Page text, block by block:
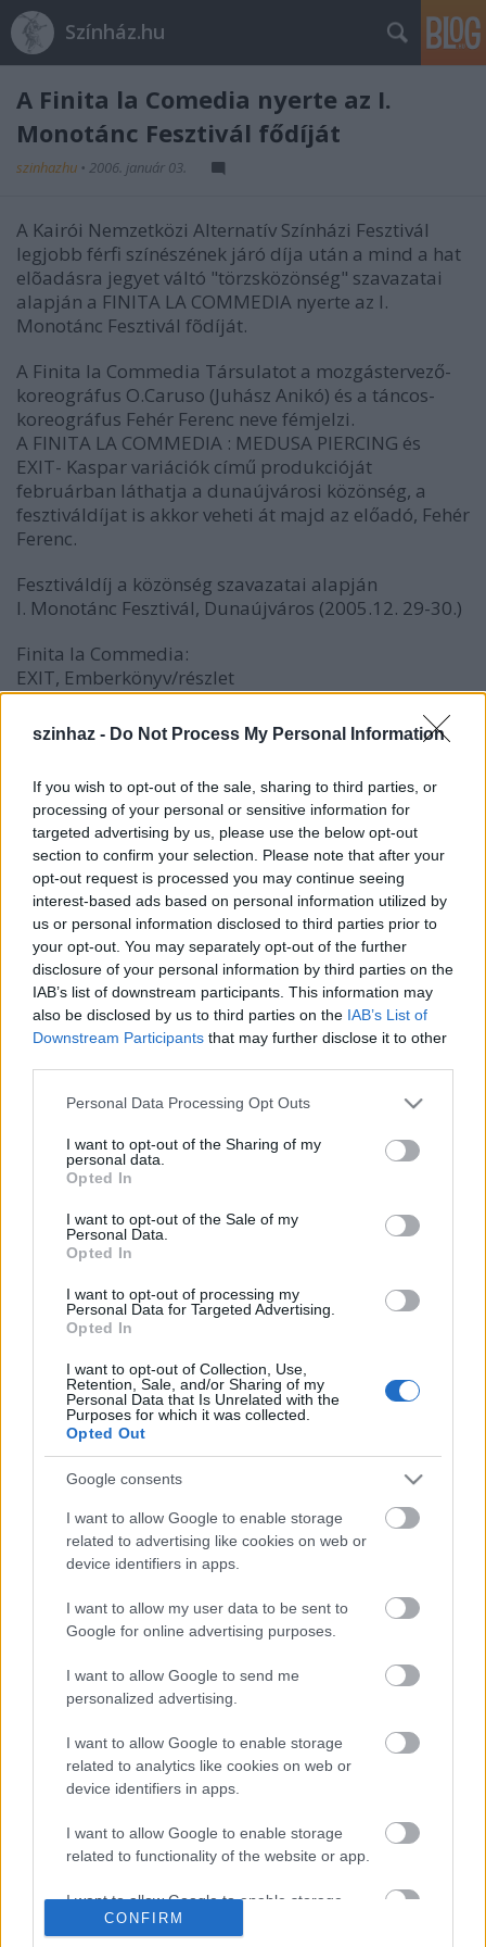
szinhaz - Do Not Process My Personal Information
If you wish to opt-out of the sale, sharing to third parties, or
processing of your personal or sensitive information for
targeted advertising by us, please use the below opt-out
section to confirm your selection. Please note that after your
opt-out request is processed you may continue seeing
interest-based ads based on personal information utilized by
us or personal information disclosed to third parties prior to
your opt-out. You may separately opt-out of the further
disclosure of your personal information by third parties on the
IAB’s list of downstream participants. This information may
also be disclosed by us to third parties on the IAB’s List of
Downstream Participants that may further disclose it to other
Please note that this website/app uses one or more Google
not limited to your visit or usage behaviour. You may click to
grant or deny consent to Google and its third-party tags to
use your data for below specified purposes in below Google
consent section.
Personal Data Processing Opt Outs
I want to opt-out of the Sharing of my
personal data.
Opted In
I want to opt-out of the Sale of my
Personal Data.
Opted In
I want to opt-out of processing my
Personal Data for Targeted Advertising.
Opted In
I want to opt-out of Collection, Use,
Retention, Sale, and/or Sharing of my
Personal Data that Is Unrelated with the
Purposes for which it was collected.
Opted Out
Google consents
I want to allow Google to enable storage
related to advertising like cookies on web or
device identifiers in apps.
I want to allow my user data to be sent to
Google for online advertising purposes.
I want to allow Google to send me
personalized advertising.
I want to allow Google to enable storage
related to analytics like cookies on web or
device identifiers in apps.
I want to allow Google to enable storage
related to functionality of the website or app.
I want to allow Google to enable storage
related to personalization.
CONFIRM
Színház.hu
A Finita la Comedia nyerte az I.
Monotánc Fesztivál fődíját
szinhazhu • 2006. január 03.
A Kairói Nemzetközi Alternatív Színházi Fesztivál
legjobb férfi színészének járó díja után a mind a hat
elõadásra jegyet váltó "törzsközönség" szavazatai
alapján a FINITA LA COMMEDIA nyerte az I.
Monotánc Fesztivál fõdíját.
A Finita la Commedia Társulatot a mozgástervező-
koreográfus O.Caruso (Juhász Anikó) és a táncos-
koreográfus Fehér Ferenc neve fémjelzi.
A FINITA LA COMMEDIA : MEDUSA PIERCING és
EXIT- Kaspar variációk című produkcióját
februárban láthatja a dunaújvárosi közönség, a
fesztiváldíjat is akkor veheti át majd az előadó, Fehér
Ferenc.
Fesztiváldíj a közönség szavazatai alapján
I. Monotánc Fesztivál, Dunaújváros (2005.12. 29-30.)
Finita la Commedia:
EXIT, Emberkönyv/részlet
Tánc: Fehér Ferenc
Koreográfia: O. Caruso, Fehér Ferenc
Fotó:
Nehéz
Andrea,
Rajz:
Andor
bizonyították tudásukat, mint Kovács Gerzson Péter,
László Szúnyog, Ladjánszki Márta, Hargitay Ákos,
Mészöly Andrea, Michaela Pein, Szabó Réka, a Finita
Tánccal kapcsolatos élményeket az I. Monotánc
szerezhettek az érdeklődők, hiszen több kísérő
rendezvény is fémjelezte a találkozót. Már kora
délutántól táncfilmekkel hangolódhattak az esti
élményekre, a dunaújvárosi Bartók Kamaraszínház
földszinti aulája Fenyves Márk festőművész -
mozdulatművész - koreográfus festményeivel járult
hozzá az egységes hangulathoz, az emeleti
kerengőben pedig nyolc fiatal fotográfus
tánctémájú, a fellépő művészeket indivídumként
ábrázoló felvételei segítették a ráhangolódást.
Mindemellett a fesztivál ideje alatt Tánc-kritikai-
szeminárium működött, a Bárka Hajónapló Műhely
Meghívott előadók: Halász Tamás, Hegedűs Sándor,
voltak.
Ajánlott bejegyzések: